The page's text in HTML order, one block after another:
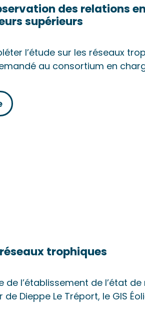
des relations
supérieurs
l’étude sur les réseaux
au consortium en
trophiques
de l’établissement de l’état
de Dieppe Le Tréport, le GIS